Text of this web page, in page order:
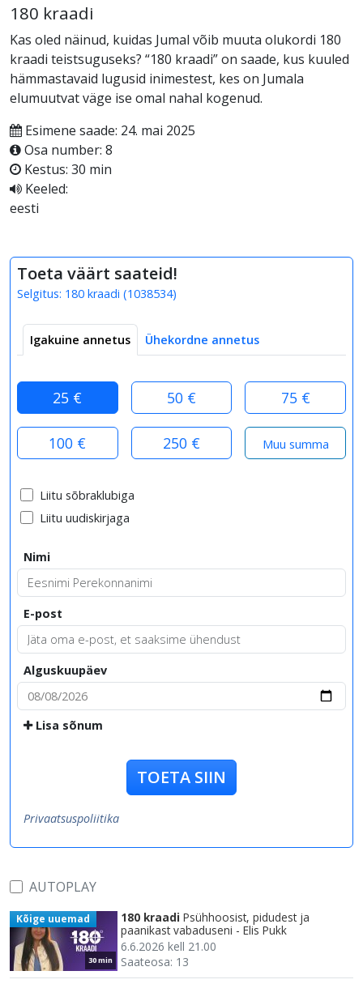
180 kraadi
Kas oled näinud, kuidas Jumal võib muuta olukordi 180
kraadi teistsuguseks? “180 kraadi” on saade, kus kuuled
hämmastavaid lugusid inimestest, kes on Jumala
elumuutvat väge ise omal nahal kogenud.
Esimene saade: 24. mai 2025
Osa number: 8
Kestus: 30 min
Keeled:
eesti
Toeta väärt saateid!
Selgitus: 180 kraadi (1038534)
Igakuine annetus Ühekordne annetus
25 € 50 € 75 €
100 € 250 €
Liitu sõbraklubiga
Liitu uudiskirjaga
Nimi
E-post
Alguskuupäev
Lisa sõnum
TOETA SIIN
Privaatsuspoliitika
AUTOPLAY
30 min
Kõige uuemad 180 kraadi Psühhoosist, pidudest ja
paanikast vabaduseni - Elis Pukk
6.6.2026 kell 21.00
Saateosa: 13